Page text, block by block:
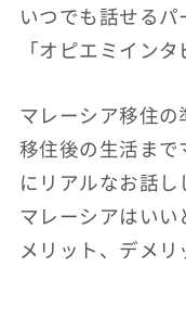
いつでも話せる
「オピエミインタ
マレーシア移住の
移住後の生活ま
にリアルなお話し
マレーシアはいい
メリット、デメリ